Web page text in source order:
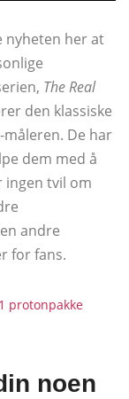
nyheten her at
The Real
den klassiske
måleren. De har
dem med å
ingen tvil om
andre
for fans.
noen